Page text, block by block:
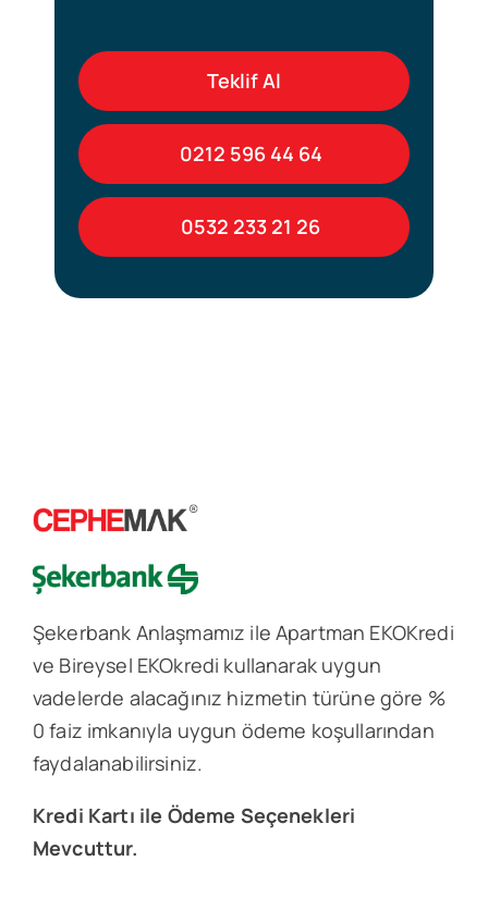
Teklif Al
0212 596 44 64
0532 233 21 26
Şekerbank Anlaşmamız ile Apartman EKOKredi
ve Bireysel EKOkredi kullanarak uygun
vadelerde alacağınız hizmetin türüne göre %
0 faiz imkanıyla uygun ödeme koşullarından
faydalanabilirsiniz.
Kredi Kartı ile Ödeme Seçenekleri
Mevcuttur.